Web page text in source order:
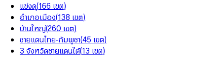
แข่งดุ(166 เขต)
อำเภอเมือง(138 เขต)
บ้านใหญ่(260 เขต)
ชายแดนไทย-กัมพูชา(45 เขต)
3 จังหวัดชายแดนใต้(13 เขต)